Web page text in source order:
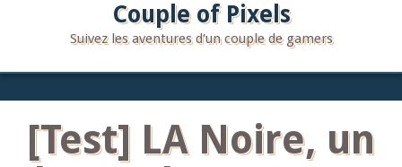
Couple of Pixels
Suivez les aventures d'un couple de gamers
[Test] LA Noire, un